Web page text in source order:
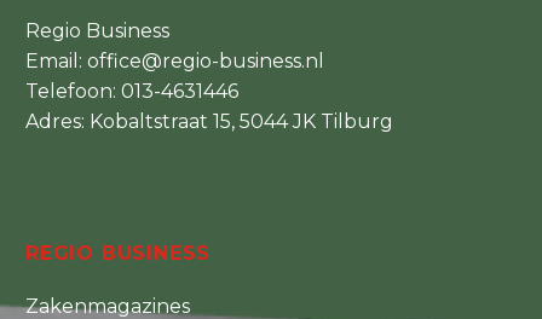
Regio Business
Email: office@regio-business.nl
Telefoon: 013-4631446
Adres: Kobaltstraat 15, 5044 JK Tilburg
REGIO BUSINESS
Zakenmagazines